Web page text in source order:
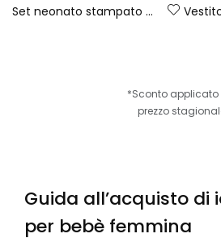
Set neonato stampato in cotone
*Sconto applicato
prezzo
Guida all’acquisto di
per bebè femmina